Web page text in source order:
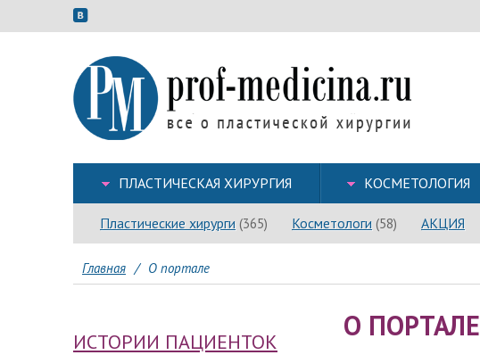
ПЛАСТИЧЕСКАЯ ХИРУРГИЯ КОСМЕТОЛОГИЯ
Пластические хирурги (365) Косметологи (58) АКЦИЯ
Главная / О портале
ИСТОРИИ ПАЦИЕНТОК О ПОРТАЛЕ